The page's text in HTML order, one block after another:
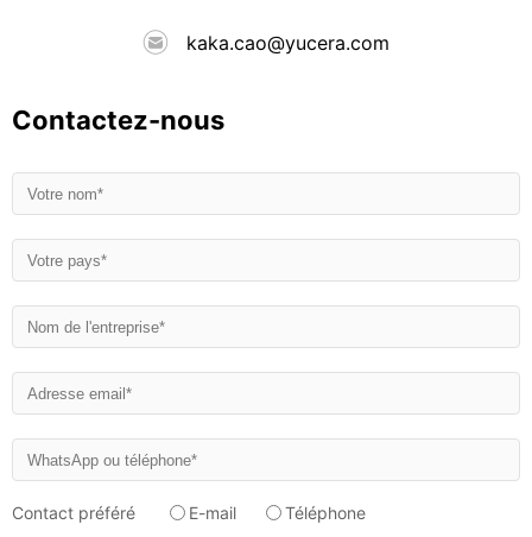
kaka.cao@yucera.com
Contactez-nous
Contact préféré E-mail Téléphone